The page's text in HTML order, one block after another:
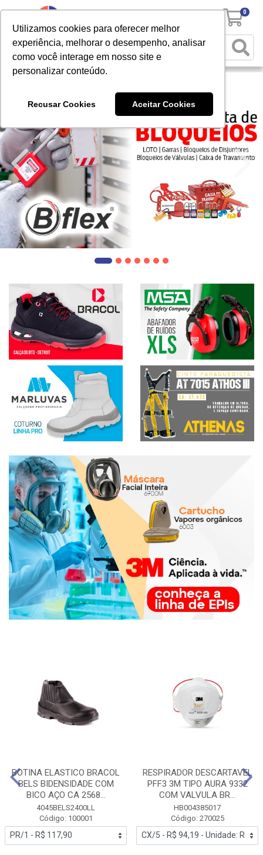
Utilizamos cookies para oferecer melhor
experiência, melhorar o desempenho, analisar
como você interage em nosso site e
personalizar conteúdo.
Recusar Cookies Aceitar Cookies
0
BOTINA ELASTICO BRACOL
BELS BIDENSIDADE COM
BICO AÇO CA 2568...
4045BELS2400LL
Código: 100001
RESPIRADOR DESCARTAVEL
PFF3 3M TIPO AURA 9332
COM VALVULA BR...
HB004385017
Código: 270025